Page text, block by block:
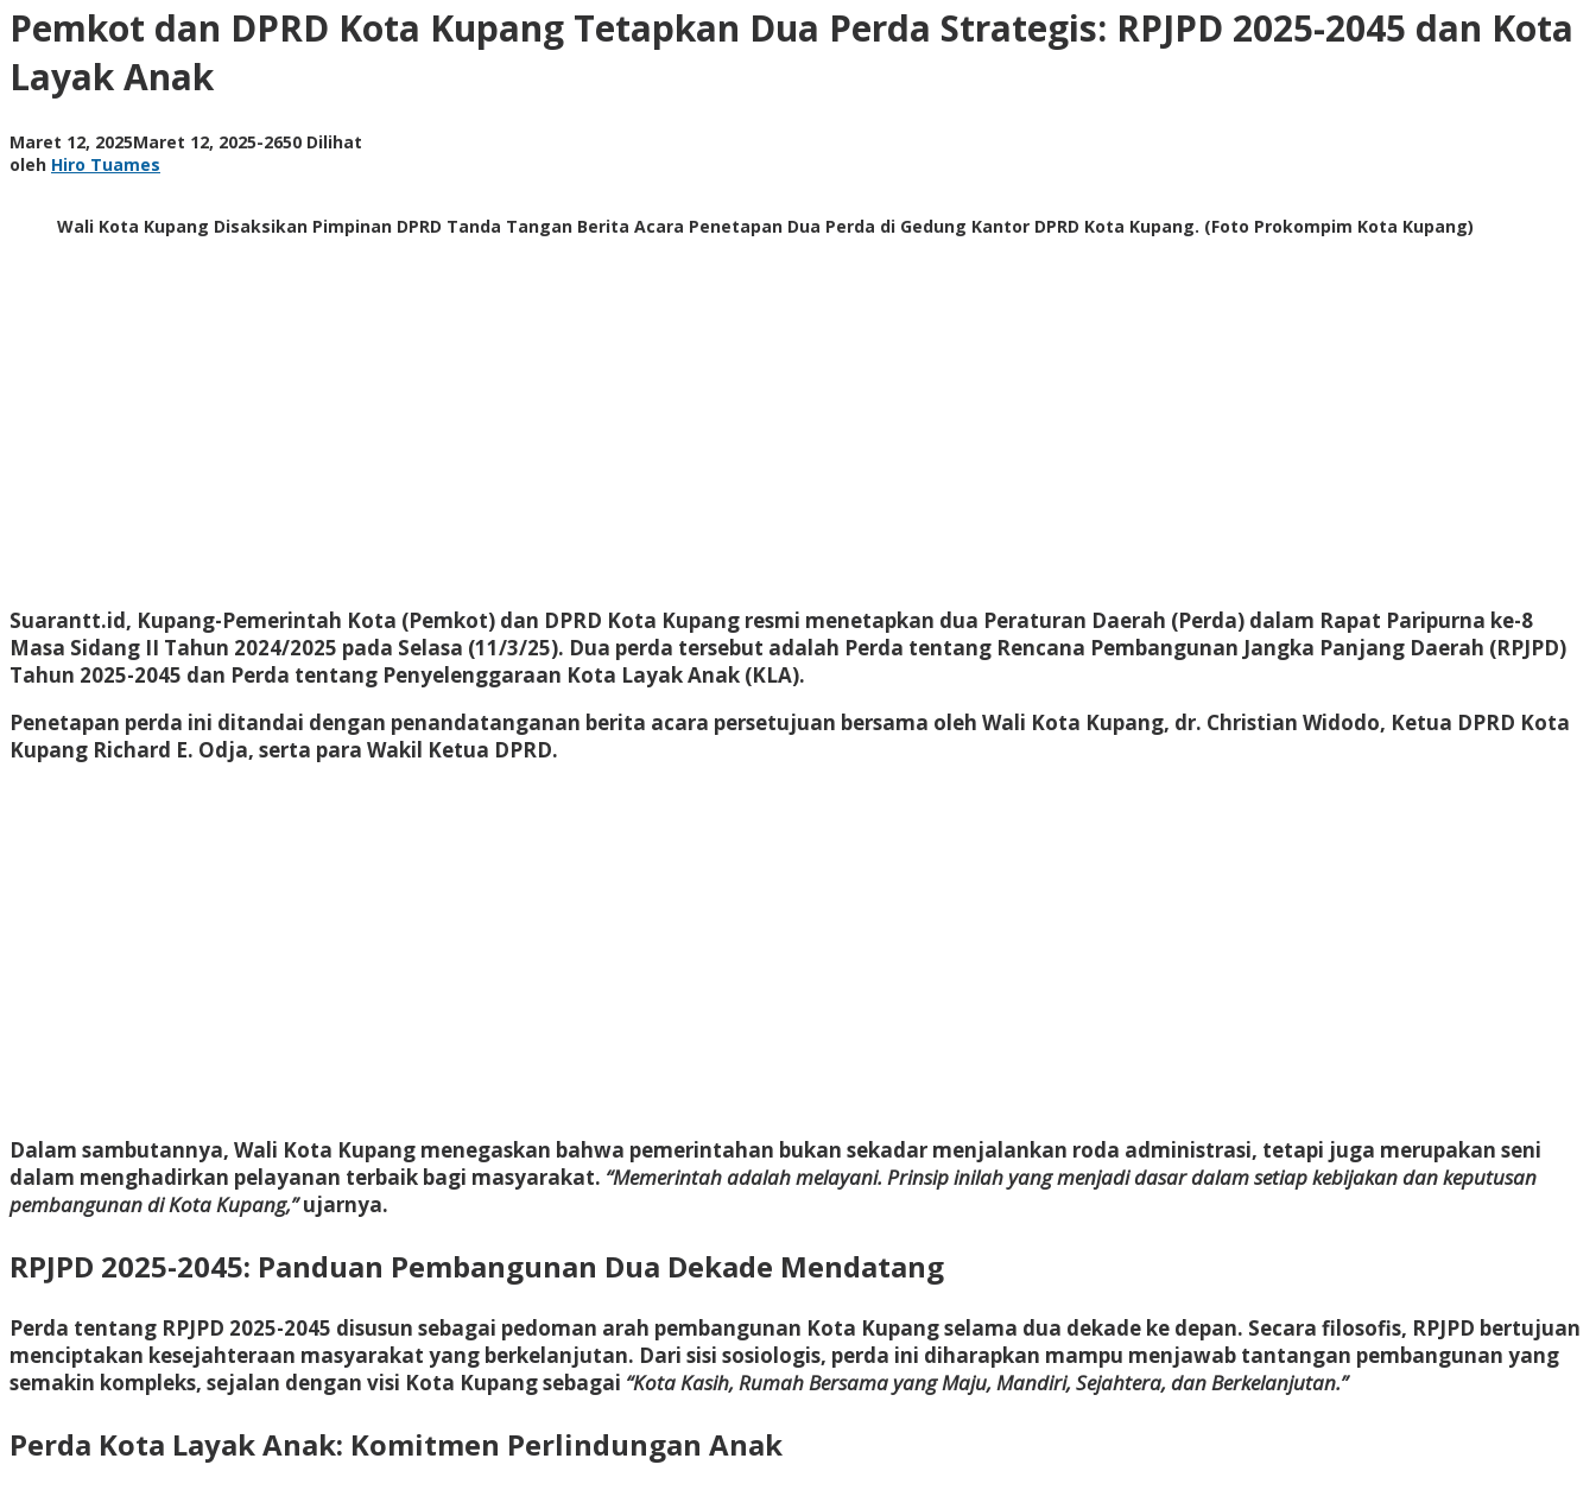
Kupang
Dua
Perda
RPJPD
Kota
Pemkot dan DPRD Kota Kupang Tetapkan Dua Perda Strategis: RPJPD 2025-2045 dan Kota
Layak Anak
Maret 12, 2025Maret 12, 2025oleh
-2650 Dilihat
oleh Hiro Tuames
Wali Kota Kupang Disaksikan Pimpinan DPRD Tanda Tangan Berita Acara Penetapan Dua Perda di Gedung Kantor DPRD Kota Kupang. (Foto Prokompim Kota Kupang)
Suarantt.id, Kupang-Pemerintah Kota (Pemkot) dan DPRD Kota Kupang resmi menetapkan dua Peraturan Daerah (Perda) dalam Rapat Paripurna ke-8
Masa Sidang II Tahun 2024/2025 pada Selasa (11/3/25). Dua perda tersebut adalah Perda tentang Rencana Pembangunan Jangka Panjang Daerah (RPJPD)
Tahun 2025-2045 dan Perda tentang Penyelenggaraan Kota Layak Anak (KLA).
Penetapan perda ini ditandai dengan penandatanganan berita acara persetujuan bersama oleh Wali Kota Kupang, dr. Christian Widodo, Ketua DPRD Kota
Kupang Richard E. Odja, serta para Wakil Ketua DPRD.
Dalam sambutannya, Wali Kota Kupang menegaskan bahwa pemerintahan bukan sekadar menjalankan roda administrasi, tetapi juga merupakan seni
dalam menghadirkan pelayanan terbaik bagi masyarakat. “Memerintah adalah melayani. Prinsip inilah yang menjadi dasar dalam setiap kebijakan dan keputusan
pembangunan di Kota Kupang,”ujarnya.
RPJPD 2025-2045: Panduan Pembangunan Dua Dekade Mendatang
Perda tentang RPJPD 2025-2045 disusun sebagai pedoman arah pembangunan Kota Kupang selama dua dekade ke depan. Secara filosofis, RPJPD bertujuan
menciptakan kesejahteraan masyarakat yang berkelanjutan. Dari sisi sosiologis, perda ini diharapkan mampu menjawab tantangan pembangunan yang
semakin kompleks, sejalan dengan visi Kota Kupang sebagai “Kota Kasih, Rumah Bersama yang Maju, Mandiri, Sejahtera, dan Berkelanjutan.”
Perda Kota Layak Anak: Komitmen Perlindungan Anak